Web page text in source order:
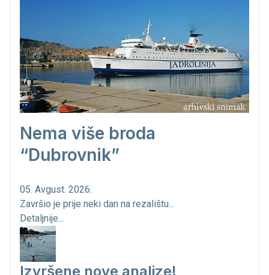
Nema više broda
“Dubrovnik”
05. Avgust. 2026.
Završio je prije neki dan na rezalištu...
Detaljnije...
Izvršene nove analize!